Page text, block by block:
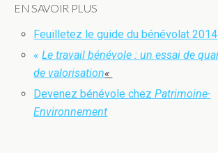
EN SAVOIR PLUS
Feuilletez le guide du bénévolat 2014
«Le travail bénévole : un essai de
de valorisation«
Devenez bénévole chezPatrimoine-
Environnement